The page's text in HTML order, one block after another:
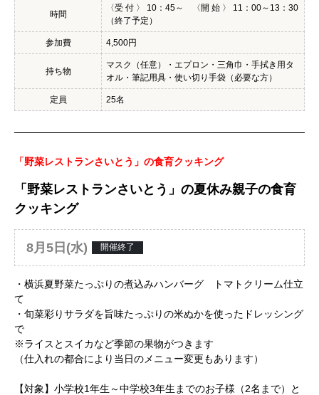
時間
〈受 付 〉 10：45～ 〈開 始 〉 11：00～13：30
（終了予定）
参加費 4,500円
持ち物
マスク（任意）・エプロン・三角巾・手拭き用タ
オル・筆記用具・使い切り手袋（必要な方）
定員 25名
「野菜レストランさいとう」の食育クッキング
「野菜レストランさいとう」の夏休み親子の食育
クッキング
8月5日(水) 開催終了
・横浜夏野菜たっぷりの煮込みハンバーグ トマトクリーム仕立
て
・旬菜彩りサラダを旨味たっぷりの米ぬかを使ったドレッシング
で
※ライスとスイカなど季節の果物がつきます
（仕入れの都合により当日のメニュー変更もあります）
【対象】小学校1年生～中学校3年生までのお子様（2名まで）と